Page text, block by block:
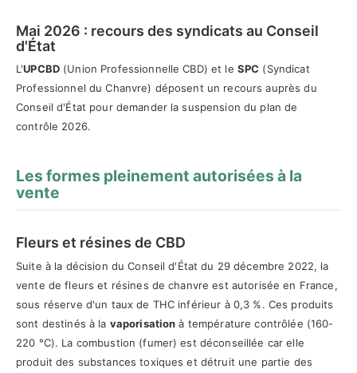
Mai 2026 : recours des syndicats au Conseil
d'État
L'UPCBD(Union Professionnelle CBD) et le SPC (Syndicat
Professionnel du Chanvre) déposent un recours auprès du
Conseil d'État pour demander la suspension du plan de
contrôle 2026.
Les formes pleinement autorisées à la
vente
Fleurs et résines de CBD
Suite à la décision du Conseil d'État du 29 décembre 2022, la
vente de fleurs et résines de chanvre est autorisée en France,
sous réserve d'un taux de THC inférieur à 0,3 %. Ces produits
sont destinés à la vaporisation à température contrôlée (160-
220 °C). La combustion (fumer) est déconseillée car elle
produit des substances toxiques et détruit une partie des